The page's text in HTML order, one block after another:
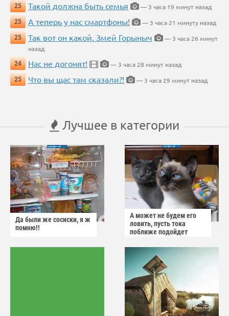
25
Такой должна быть семья
— 3 часа 19 минут назад
25
А теперь у нас смартфоны!
— 3 часа 21 минуту назад
25
Так вот он какой, Змей Горыныч
— 3 часа 26 минут
назад
24
Нас не догонят!
— 3 часа 28 минут назад
25
Что вы щас там сказали?! — 3 часа 29 минут назад
Лучшее в категории
Да были же сосиски, я ж
помню!!
А может не будем его
ловить, пусть тока
поближе подойдет